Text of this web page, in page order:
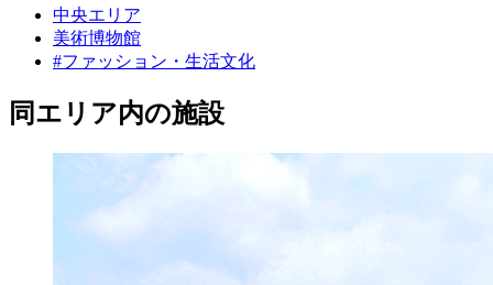
中央エリア
美術博物館
#ファッション・生活文化
同エリア内の施設